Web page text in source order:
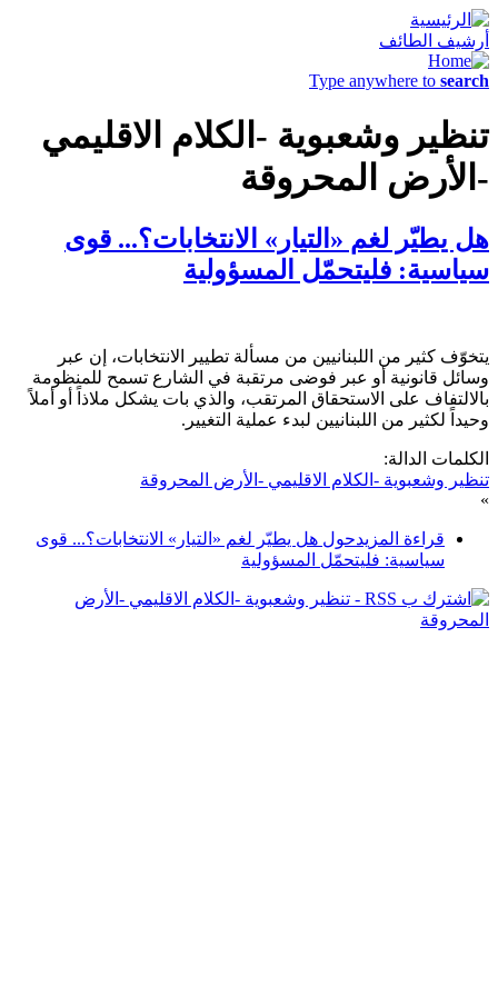
أرشيف الطائف
Type anywhere to search
تنظير وشعبوية -الكلام الاقليمي
-الأرض المحروقة
هل يطيّر لغم «التيار» الانتخابات؟... قوى
سياسية: فليتحمّل المسؤولية
يتخوّف كثير من اللبنانيين من مسألة تطيير الانتخابات، إن عبر
وسائل قانونية أو عبر فوضى مرتقبة في الشارع تسمح للمنظومة
بالالتفاف على الاستحقاق المرتقب، والذي بات يشكل ملاذاً أو أملاً
وحيداً لكثير من اللبنانيين لبدء عملية التغيير.
الكلمات الدالة:
تنظير وشعبوية -الكلام الاقليمي -الأرض المحروقة
»
قراءة المزيدحول هل يطيّر لغم «التيار» الانتخابات؟... قوى
سياسية: فليتحمّل المسؤولية